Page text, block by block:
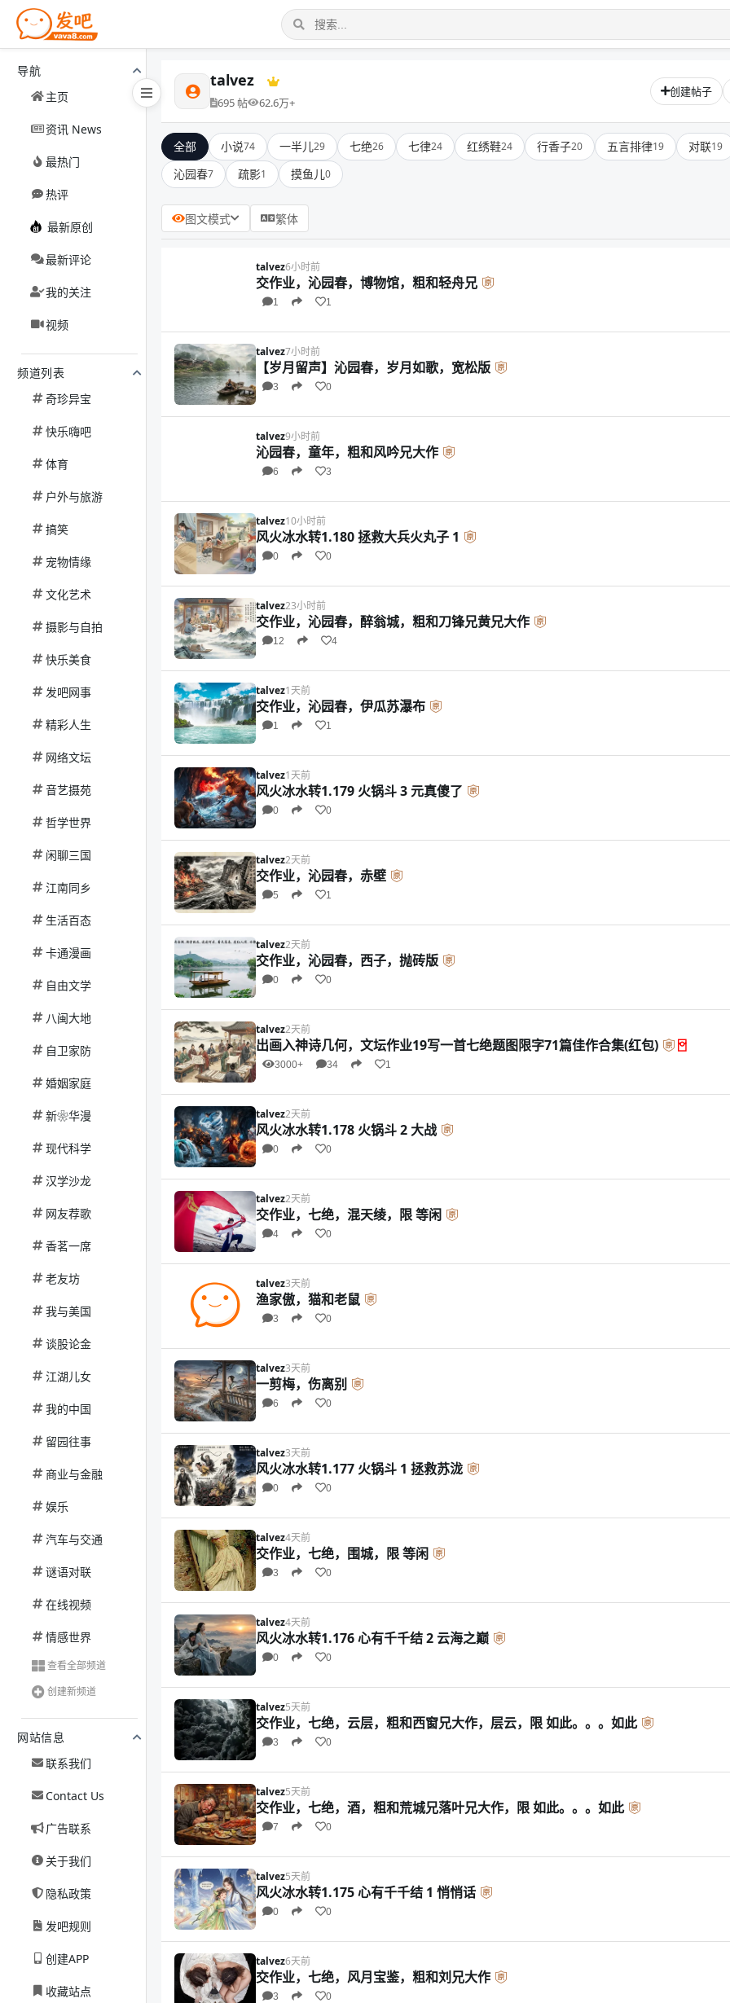
导航
主页
资讯 News
最热门
热评
最新原创
最新评论
我的关注
视频
频道列表
奇珍异宝
快乐嗨吧
体育
户外与旅游
搞笑
宠物情缘
文化艺术
摄影与自拍
快乐美食
发吧网事
精彩人生
网络文坛
音艺摄苑
哲学世界
闲聊三国
江南同乡
生活百态
卡通漫画
自由文学
八闽大地
自卫家防
婚姻家庭
新❀华漫
现代科学
汉学沙龙
网友荐歌
香茗一席
老友坊
我与美国
谈股论金
江湖儿女
我的中国
留园往事
商业与金融
娱乐
汽车与交通
谜语对联
在线视频
情感世界
查看全部频道
创建新频道
网站信息
联系我们
Contact Us
广告联系
关于我们
隐私政策
发吧规则
创建APP
收藏站点
talvez
695 帖 62.6万+
创建帖子
全部 小说74 一半儿29 七绝26 七律24 红绣鞋24 行香子20 五言排律19 对联19
沁园春7 疏影1 摸鱼儿0
图文模式 繁体
talvez6小时前
交作业，沁园春，博物馆，粗和轻舟兄
1 1
talvez7小时前
【岁月留声】沁园春，岁月如歌，宽松版
3 0
talvez9小时前
沁园春，童年，粗和风吟兄大作
6 3
talvez10小时前
风火冰水转1.180 拯救大兵火丸子 1
0 0
talvez23小时前
交作业，沁园春，醉翁城，粗和刀锋兄黄兄大作
12 4
talvez1天前
交作业，沁园春，伊瓜苏瀑布
1 1
talvez1天前
风火冰水转1.179 火锅斗 3 元真傻了
0 0
talvez2天前
交作业，沁园春，赤壁
5 1
talvez2天前
交作业，沁园春，西子，抛砖版
0 0
talvez2天前
出画入神诗几何，文坛作业19写一首七绝题图限字71篇佳作合集(红包)
3000+ 34 1
talvez2天前
风火冰水转1.178 火锅斗 2 大战
0 0
talvez2天前
交作业，七绝，混天绫，限 等闲
4 0
talvez3天前
渔家傲，猫和老鼠
3 0
talvez3天前
一剪梅，伤离别
6 0
talvez3天前
风火冰水转1.177 火锅斗 1 拯救苏泷
0 0
talvez4天前
交作业，七绝，围城，限 等闲
3 0
talvez4天前
风火冰水转1.176 心有千千结 2 云海之巅
0 0
talvez5天前
交作业，七绝，云层，粗和西窗兄大作，层云，限 如此。。。如此
3 0
talvez5天前
交作业，七绝，酒，粗和荒城兄落叶兄大作，限 如此。。。如此
7 0
talvez5天前
风火冰水转1.175 心有千千结 1 悄悄话
0 0
talvez6天前
交作业，七绝，风月宝鉴，粗和刘兄大作
3 0